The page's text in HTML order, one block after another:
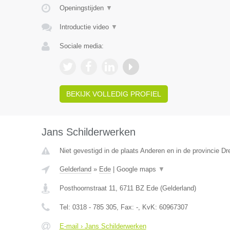
Openingstijden ▼
Introductie video ▼
Sociale media:
BEKIJK VOLLEDIG PROFIEL
Jans Schilderwerken
Niet gevestigd in de plaats Anderen en in de provincie
Gelderland » Ede| Google maps ▼
Posthoornstraat 11, 6711 BZ Ede(Gelderland)
Tel: 0318 - 785 305, Fax: -, KvK: 60967307
E-mail › Jans Schilderwerken